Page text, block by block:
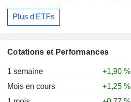
Plus d'ETFs
Cotations et Performances
1 semaine
+1,90 %
Mois en cours
+1,25 %